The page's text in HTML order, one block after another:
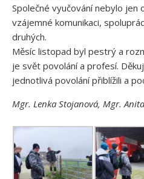
Společné vyučování nebylo jen
vzájemné komunikaci,
druhých.
Měsíc listopad byl pestrý a
je svět povolání a profesí.
jednotlivá povolání přiblížili a
Mgr. Lenka Stojanová, Mgr.